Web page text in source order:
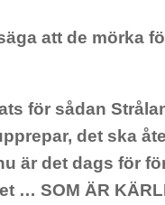
att de mörka
för sådan
det ska
är det dags för
… SOM ÄR